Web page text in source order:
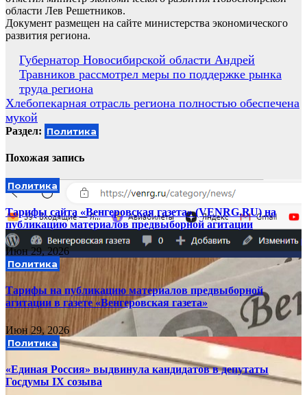
области Лев Решетников.
Документ размещен на сайте министерства экономического
развития региона.
Навигация
по
записям
Губернатор Новосибирской области Андрей
Травников рассмотрел меры по поддержке рынка
труда региона
Хлебопекарная отрасль региона полностью обеспечена
мукой
Раздел: Политика
Похожая запись
Политика
Тарифы сайта «Венгеровская газета» (VENRG.RU) на
публикацию материалов предвыборной агитации
Июн 29, 2026
Политика
Тарифы на публикацию материалов предвыборной
агитации в газете «Венгеровская газета»
Июн 29, 2026
Политика
«Единая Россия» выдвинула кандидатов в депутаты
Госдумы IX созыва